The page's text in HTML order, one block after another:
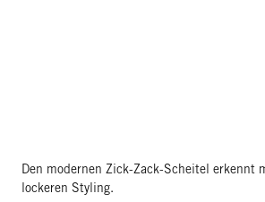
Den modernen Zick-Zack-Scheitel erkennt
lockeren Styling.